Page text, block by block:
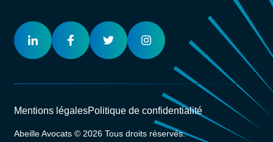
Mentions légalesPolitique de confidentialité
Abeille Avocats © 2026 Tous droits réservés.